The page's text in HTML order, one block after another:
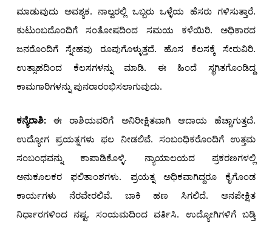
ಮಾಡುವುದು ಅವಶ್ಯಕ. ನಾಲ್ವರಲ್ಲಿ ಒಬ್ಬರು ಒಳ್ಳೆಯ ಹೆಸರು ಗಳಿಸುತ್ತಾರೆ.
ಕುಟುಂಬದೊಂದಿಗೆ ಸಂತೋಷದಿಂದ ಸಮಯ ಕಳೆಯಿರಿ. ಅಧಿಕಾರದ
ಜನರೊಂದಿಗೆ ಸ್ನೇಹವು ರೂಪುಗೊಳ್ಳುತ್ತದೆ. ಹೊಸ ಕೆಲಸಕ್ಕೆ ಸೇರುವಿರಿ.
ಉತ್ಸಾಹದಿಂದ ಕೆಲಸಗಳನ್ನು ಮಾಡಿ. ಈ ಹಿಂದೆ ಸ್ಥಗಿತಗೊಂಡಿದ್ದ
ಕಾಮಗಾರಿಗಳನ್ನು ಪುನರಾರಂಭಿಸಲಾಗುವುದು.
ಕನ್ಯೆರಾಶಿ:ಈ ರಾಶಿಯವರಿಗೆ ಅನಿರೀಕ್ಷಿತವಾಗಿ ಆದಾಯ ಹೆಚ್ಚಾಗುತ್ತದೆ.
ಉದ್ಯೋಗ ಪ್ರಯತ್ನಗಳು ಫಲ ನೀಡಲಿವೆ. ಸಂಬಂಧಿಕರೊಂದಿಗೆ ಉತ್ತಮ
ಸಂಬಂಧವನ್ನು ಕಾಪಾಡಿಕೊಳ್ಳಿ. ನ್ಯಾಯಾಲಯದ ಪ್ರಕರಣಗಳಲ್ಲಿ
ಅನುಕೂಲಕರ ಫಲಿತಾಂಶಗಳು. ಪ್ರಯತ್ನ ಅಧಿಕವಾಗಿದ್ದರೂ ಕೈಗೊಂಡ
ಕಾರ್ಯಗಳು ನೆರವೇರಲಿವೆ. ಬಾಕಿ ಹಣ ಸಿಗಲಿದೆ. ಅನಪೇಕ್ಷಿತ
ನಿರ್ಧಾರಗಳಿಂದ ನಷ್ಟ. ಸಂಯಮದಿಂದ ವರ್ತಿಸಿ. ಉದ್ಯೋಗಿಗಳಿಗೆ ಬಡ್ತಿ